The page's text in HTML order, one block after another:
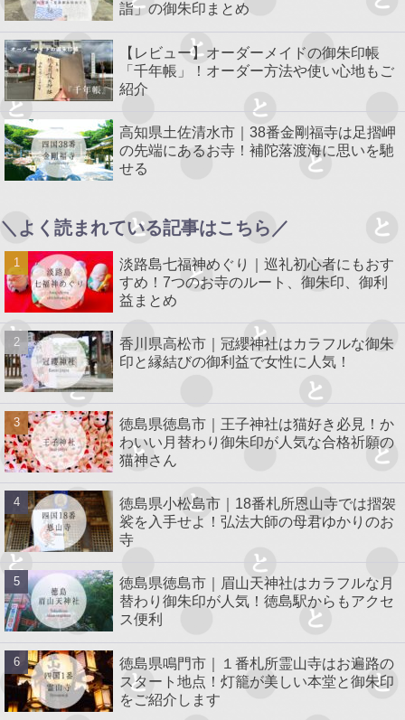
詣」の御朱印まとめ
【レビュー】オーダーメイドの御朱印帳
「千年帳」！オーダー方法や使い心地もご
紹介
高知県土佐清水市｜38番金剛福寺は足摺岬
の先端にあるお寺！補陀落渡海に思いを馳
せる
＼よく読まれている記事はこちら／
淡路島七福神めぐり｜巡礼初心者にもおす
すめ！7つのお寺のルート、御朱印、御利
益まとめ
香川県高松市｜冠纓神社はカラフルな御朱
印と縁結びの御利益で女性に人気！
徳島県徳島市｜王子神社は猫好き必見！か
わいい月替わり御朱印が人気な合格祈願の
猫神さん
徳島県小松島市｜18番札所恩山寺では摺袈
裟を入手せよ！弘法大師の母君ゆかりのお
寺
徳島県徳島市｜眉山天神社はカラフルな月
替わり御朱印が人気！徳島駅からもアクセ
ス便利
徳島県鳴門市｜１番札所霊山寺はお遍路の
スタート地点！灯籠が美しい本堂と御朱印
をご紹介します